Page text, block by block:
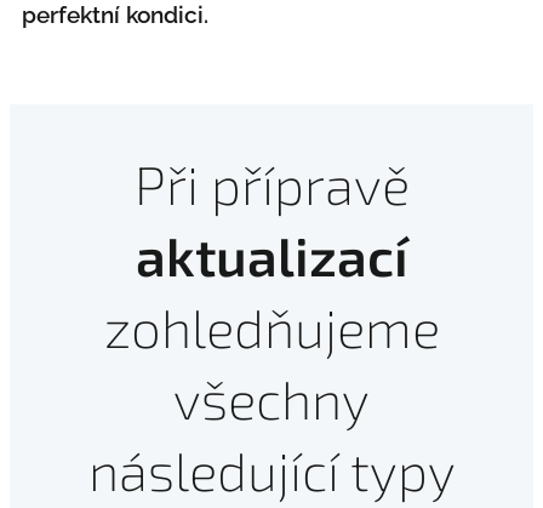
perfektní kondici.
Při přípravě
aktualizací
zohledňujeme
všechny
následující typy